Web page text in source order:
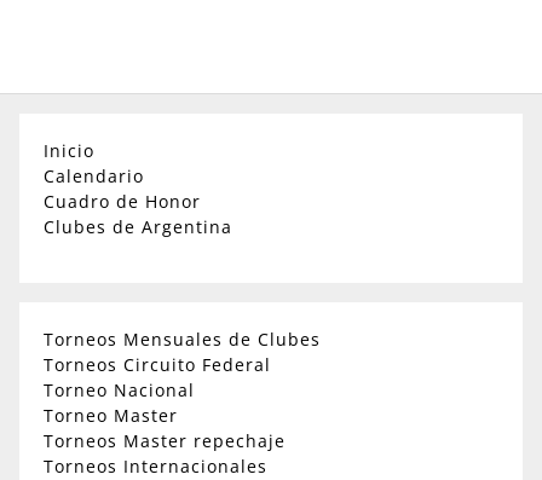
Inicio
Calendario
Cuadro de Honor
Clubes de Argentina
Torneos Mensuales de Clubes
Torneos Circuito Federal
Torneo Nacional
Torneo Master
Torneos Master repechaje
Torneos Internacionales